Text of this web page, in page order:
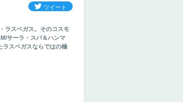
ラスベガス。そのコスモ
サーラ・スパ＆ハンマ
ラスベガスならではの極
ツイート